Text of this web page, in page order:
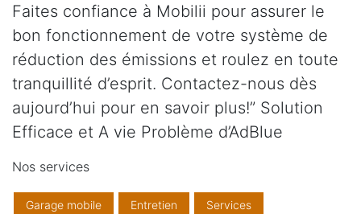
Faites confiance à Mobilii pour assurer le
bon fonctionnement de votre système de
réduction des émissions et roulez en toute
tranquillité d’esprit. Contactez-nous dès
aujourd’hui pour en savoir plus!” Solution
Efficace et A vie Problème d’AdBlue
Nos services
Garage mobile Entretien Services